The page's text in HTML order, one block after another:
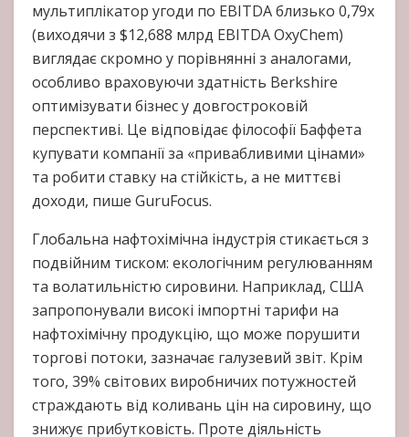
мультиплікатор угоди по EBITDA близько 0,79х
(виходячи з $12,688 млрд EBITDA OxyChem)
виглядає скромно у порівнянні з аналогами,
особливо враховуючи здатність Berkshire
оптимізувати бізнес у довгостроковій
перспективі. Це відповідає філософії Баффета
купувати компанії за «привабливими цінами»
та робити ставку на стійкість, а не миттєві
доходи, пише GuruFocus.
Глобальна нафтохімічна індустрія стикається з
подвійним тиском: екологічним регулюванням
та волатильністю сировини. Наприклад, США
запропонували високі імпортні тарифи на
нафтохімічну продукцію, що може порушити
торгові потоки, зазначає галузевий звіт. Крім
того, 39% світових виробничих потужностей
страждають від коливань цін на сировину, що
знижує прибутковість. Проте діяльність